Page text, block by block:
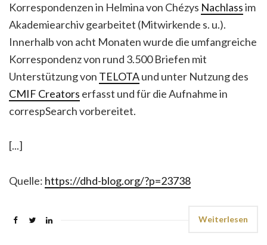
Korrespondenzen in Helmina von Chézys Nachlassim
Akademiearchiv gearbeitet (Mitwirkende s. u.).
Innerhalb von acht Monaten wurde die umfangreiche
Korrespondenz von rund 3.500 Briefen mit
Unterstützung von TELOTAund unter Nutzung des
CMIF Creators erfasst und für die Aufnahme in
correspSearch vorbereitet.
[...]
Quelle: https://dhd-blog.org/?p=23738
Weiterlesen